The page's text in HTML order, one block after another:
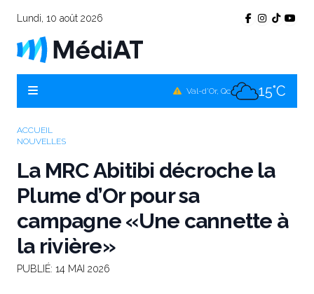
Lundi, 10 août 2026
Val-d'Or, Qc 15°C
ACCUEIL
NOUVELLES
La MRC Abitibi décroche la
Plume d’Or pour sa
campagne «Une cannette à
la rivière»
PUBLIÉ: 14 MAI 2026